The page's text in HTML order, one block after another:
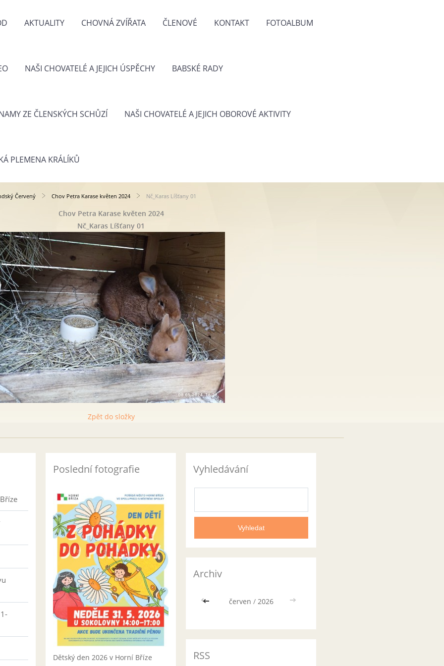
AKTUALITY CHOVNÁ ZVÍŘATA ČLENOVÉ KONTAKT FOTOALBUM
NAŠI CHOVATELÉ A JEJICH ÚSPĚCHY BABSKÉ RADY
ZE ČLENSKÝCH SCHŮZÍ NAŠI CHOVATELÉ A JEJICH OBOROVÉ AKTIVITY
PLEMENA KRÁLÍKŮ
Červený Chov Petra Karase květen 2024 Nč_Karas Líšťany 01
Chov Petra Karase květen 2024
Nč_Karas Líšťany 01
Zpět do složky
Poslední fotografie
Dětský den 2026 v Horní Bříze
Vyhledávání
Archiv
<< červen / 2026 >>
RSS